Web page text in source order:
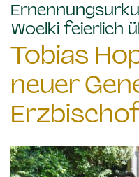
Woelki feierlich
Tobias
neuer